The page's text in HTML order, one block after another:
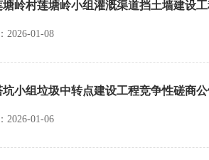
塘岭村莲塘岭小组灌溉渠道挡土墙建设
2026-01-08
坑小组垃圾中转点建设工程竞争性磋商
2026-01-06